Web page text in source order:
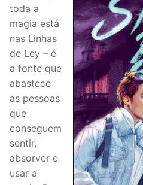
toda a
magia está
nas Linhas
de Ley – é
a fonte que
abastece
as pessoas
que
conseguem
sentir,
absorver e
usar a